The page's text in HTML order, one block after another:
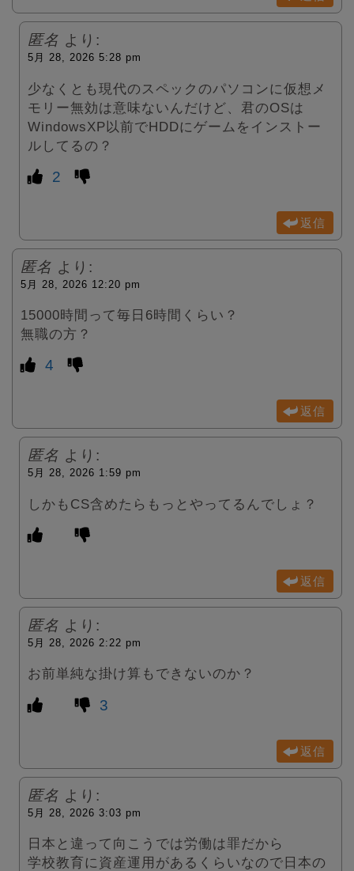
匿名 より:
5月 28, 2026 5:28 pm
少なくとも現代のスペックのパソコンに仮想メ
モリー無効は意味ないんだけど、君のOSは
WindowsXP以前でHDDにゲームをインストー
ルしてるの？
2
返信
匿名 より:
5月 28, 2026 12:20 pm
15000時間って毎日6時間くらい？
無職の方？
4
返信
匿名 より:
5月 28, 2026 1:59 pm
しかもCS含めたらもっとやってるんでしょ？
返信
匿名 より:
5月 28, 2026 2:22 pm
お前単純な掛け算もできないのか？
3
返信
匿名 より:
5月 28, 2026 3:03 pm
日本と違って向こうでは労働は罪だから
学校教育に資産運用があるくらいなので日本の